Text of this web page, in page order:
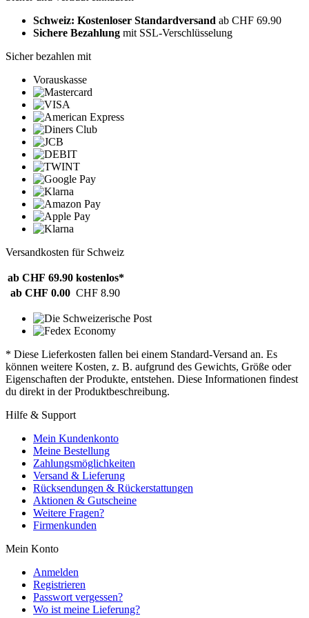
Schweiz: Kostenloser Standardversand ab CHF 69.90
Sichere Bezahlung mit SSL-Verschlüsselung
Sicher bezahlen mit
Vorauskasse
Versandkosten für Schweiz
ab CHF 69.90 kostenlos*
ab CHF 0.00 CHF 8.90
* Diese Lieferkosten fallen bei einem Standard-Versand an. Es
können weitere Kosten, z. B. aufgrund des Gewichts, Größe oder
Eigenschaften der Produkte, entstehen. Diese Informationen findest
du direkt in der Produktbeschreibung.
Hilfe & Support
Mein Kundenkonto
Meine Bestellung
Zahlungsmöglichkeiten
Versand & Lieferung
Rücksendungen & Rückerstattungen
Aktionen & Gutscheine
Weitere Fragen?
Firmenkunden
Mein Konto
Anmelden
Registrieren
Passwort vergessen?
Wo ist meine Lieferung?